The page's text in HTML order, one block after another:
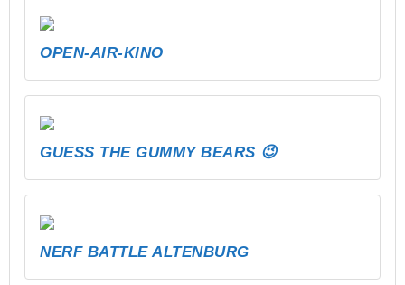
OPEN-AIR-KINO
GUESS THE GUMMY BEARS 😉
NERF BATTLE ALTENBURG